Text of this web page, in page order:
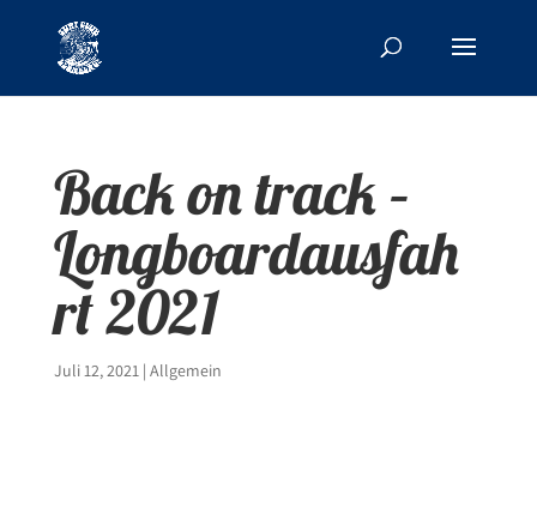
Back on track –
Longboardausfah
rt 2021
Juli 12, 2021| Allgemein